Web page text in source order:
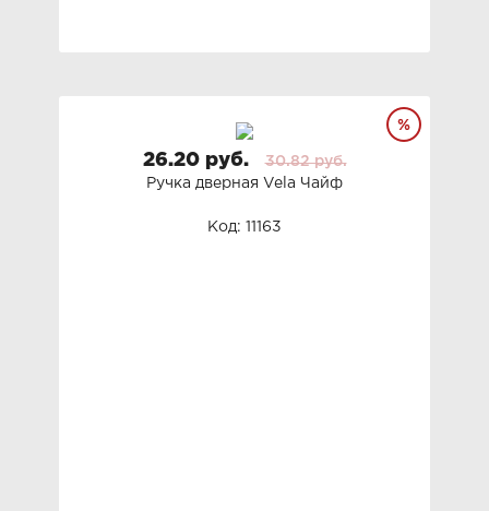
26.20 руб.
30.82 руб.
Ручка дверная Vela Чайф
Код: 11163